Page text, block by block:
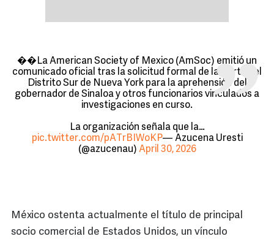
��La American Society of Mexico (AmSoc) emitió un
comunicado oficial tras la solicitud formal de la Corte del
Distrito Sur de Nueva York para la aprehensión del
gobernador de Sinaloa y otros funcionarios vinculados a
investigaciones en curso.
La organización señala que la…
pic.twitter.com/pATrBIWoKP— Azucena Uresti
(@azucenau) April 30, 2026
México ostenta actualmente el título de principal
socio comercial de Estados Unidos, un vínculo